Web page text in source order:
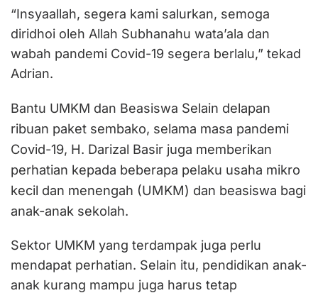
“Insyaallah, segera kami salurkan, semoga
diridhoi oleh Allah Subhanahu wata’ala dan
wabah pandemi Covid-19 segera berlalu,” tekad
Adrian.
Bantu UMKM dan Beasiswa Selain delapan
ribuan paket sembako, selama masa pandemi
Covid-19, H. Darizal Basir juga memberikan
perhatian kepada beberapa pelaku usaha mikro
kecil dan menengah (UMKM) dan beasiswa bagi
anak-anak sekolah.
Sektor UMKM yang terdampak juga perlu
mendapat perhatian. Selain itu, pendidikan anak-
anak kurang mampu juga harus tetap